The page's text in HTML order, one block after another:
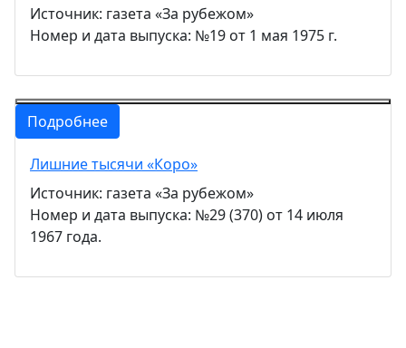
Источник: газета «За рубежом»
Номер и дата выпуска: №19 от 1 мая 1975 г.
Подробнее
Лишние тысячи «Коро»
Источник: газета «За рубежом»
Номер и дата выпуска: №29 (370) от 14 июля
1967 года.